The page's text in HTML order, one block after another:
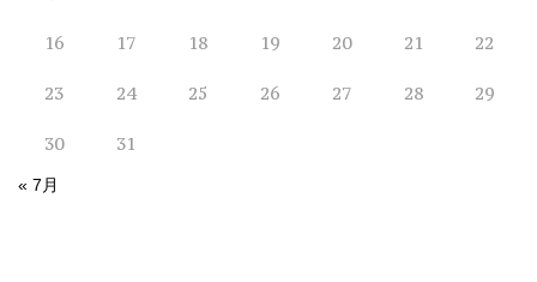
16 17 18 19 20 21 22
23 24 25 26 27 28 29
30 31
« 7月